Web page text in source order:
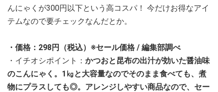
んにゃくが300円以下という高コスパ！ 今だけお得なアイ
テムなので要チェックなんだとか。
・価格：298円（税込）※セール価格 / 編集部調べ
・イチオシポイント： かつおと昆布の出汁が効いた醤油味
のこんにゃく。1㎏と大容量なのでそのまま食べても、煮
物にプラスしても◎。アレンジしやすい商品なので、セー